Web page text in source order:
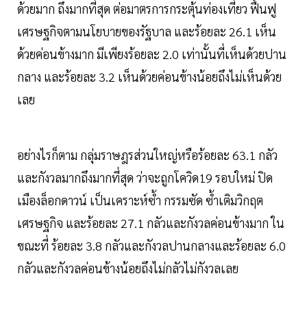
ด้วยมาก ถึงมากที่สุด ต่อมาตรการกระตุ้นท่องเที่ยว ฟื้นฟู
เศรษฐกิจตามนโยบายของรัฐบาล และร้อยละ 26.1 เห็น
ด้วยค่อนข้างมาก มีเพียงร้อยละ 2.0 เท่านั้นที่เห็นด้วยปาน
กลาง และร้อยละ 3.2 เห็นด้วยค่อนข้างน้อยถึงไม่เห็นด้วย
เลย
อย่างไรก็ตาม กลุ่มราษฎรส่วนใหญ่หรือร้อยละ 63.1 กลัว
และกังวลมากถึงมากที่สุด ว่าจะถูกโควิด19 รอบใหม่ ปิด
เมืองล็อกดาวน์ เป็นเคราะห์ซ้ำ กรรมซัด ซ้ำเติมวิกฤต
เศรษฐกิจ และร้อยละ 27.1 กลัวและกังวลค่อนข้างมาก ใน
ขณะที่ ร้อยละ 3.8 กลัวและกังวลปานกลางและร้อยละ 6.0
กลัวและกังวลค่อนข้างน้อยถึงไม่กลัวไม่กังวลเลย